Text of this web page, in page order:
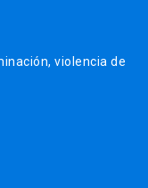
violencia de